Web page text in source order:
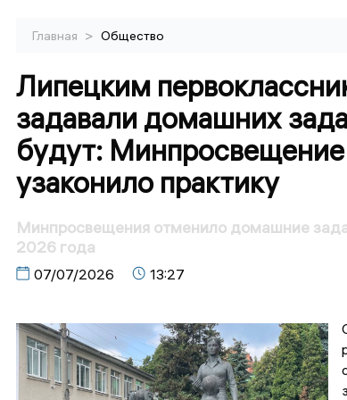
Главная > Общество
Липецким
задавали домашних
будут:
узаконило практику
Минпросвещения отменило домашние
2026 года
07/07/2026 13:27